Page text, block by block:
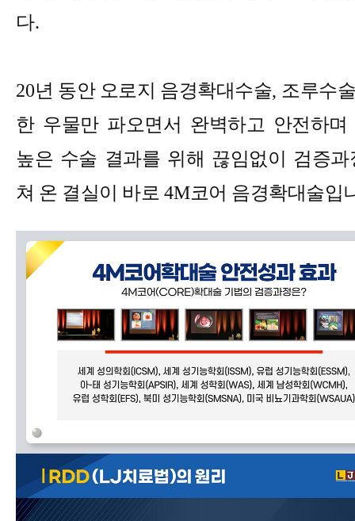
다.
20년 동안 오로지 음경확대수술, 조루수
한 우물만 파오면서 완벽하고 안전하며
높은 수술 결과를 위해 끊임없이 검증과
쳐 온 결실이 바로 4M코어 음경확대술입